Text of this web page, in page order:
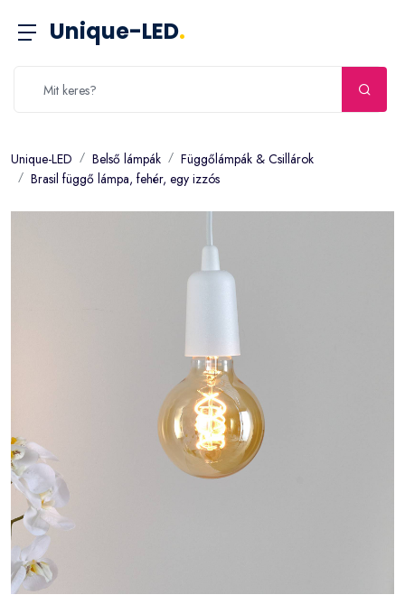
Unique-LED.
Unique-LED Belső lámpák
Függőlámpák & Csillárok
Brasil függő lámpa, fehér, egy izzós